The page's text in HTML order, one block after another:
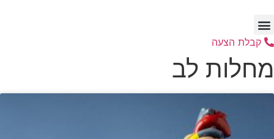
לתוכן
קבלת הצעה
מחלות לב